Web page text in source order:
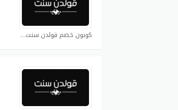
كوبون خصم قولدن سنت كوبون